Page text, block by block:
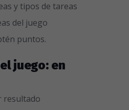
y tipos de tareas
del juego
puntos.
juego: en
resultado